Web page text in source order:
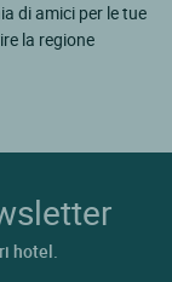
di amici per le tue
la regione
hotel.